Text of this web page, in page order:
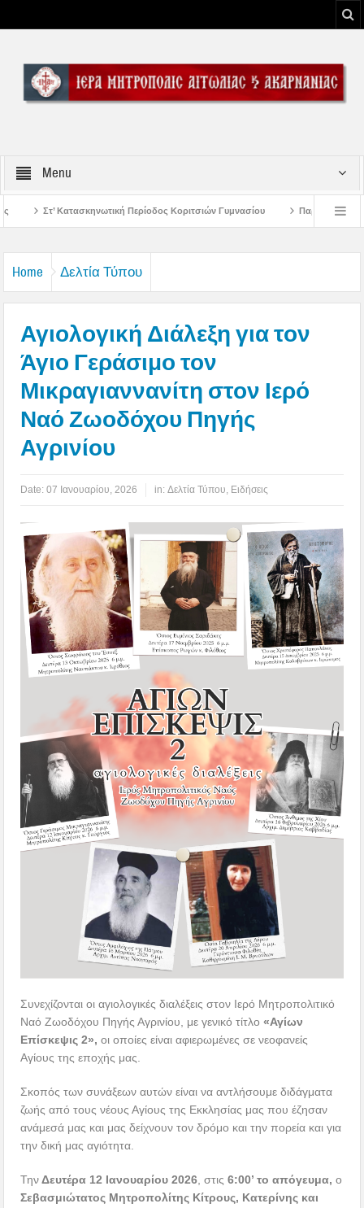
Menu
Περίοδος Κοριτσιών Γυμνασίου Παρακλήσεις πρώτης εβδομάδος
Home Δελτία Τύπου
Αγιολογική Διάλεξη για τον
Άγιο Γεράσιμο τον
Μικραγιαννανίτη στον Ιερό
Ναό Ζωοδόχου Πηγής
Αγρινίου
Date:07 Ιανουαρίου, 2026 in:Δελτία Τύπου Ειδήσεις
Συνεχίζονται οι αγιολογικές διαλέξεις στον Ιερό Μητροπολιτικό
Ναό Ζωοδόχου Πηγής Αγρινίου, με γενικό τίτλο «Αγίων
Επίσκεψις 2»,οι οποίες είναι αφιερωμένες σε νεοφανείς
Αγίους της εποχής μας.
Σκοπός των συνάξεων αυτών είναι να αντλήσουμε διδάγματα
ζωής από τους νέους Αγίους της Εκκλησίας μας που έζησαν
ανάμεσά μας και μας δείχνουν τον δρόμο και την πορεία και για
την δική μας αγιότητα.
ΤηνΔευτέρα 12 Ιανουαρίου 2026, στις6:00’ το απόγευμα,ο
Σεβασμιώτατος Μητροπολίτης Κίτρους, Κατερίνης και